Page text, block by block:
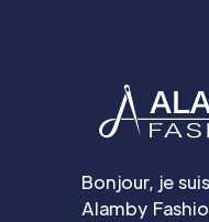
Bonjour, je suis
Alamby